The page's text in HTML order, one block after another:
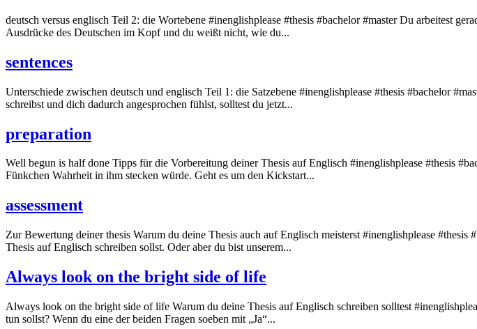
deutsch versus englisch Teil 2: die Wortebene #inenglishplease #thesis #bachelor #master Du arbeitest
Ausdrücke des Deutschen im Kopf und du weißt nicht, wie du...
sentences
Unterschiede zwischen deutsch und englisch Teil 1: die Satzebene #inenglishplease #thesis #bachelor
schreibst und dich dadurch angesprochen fühlst, solltest du jetzt...
preparation
Well begun is half done Tipps für die Vorbereitung deiner Thesis auf Englisch #inenglishplease #thesis
Fünkchen Wahrheit in ihm stecken würde. Geht es um den Kickstart...
assessment
Zur Bewertung deiner thesis Warum du deine Thesis auch auf Englisch meisterst #inenglishplease
Thesis auf Englisch schreiben sollst. Oder aber du bist unserem...
Always look on the bright side of life
Always look on the bright side of life Warum du deine Thesis auf Englisch schreiben solltest
tun sollst? Wenn du eine der beiden Fragen soeben mit „Ja“...